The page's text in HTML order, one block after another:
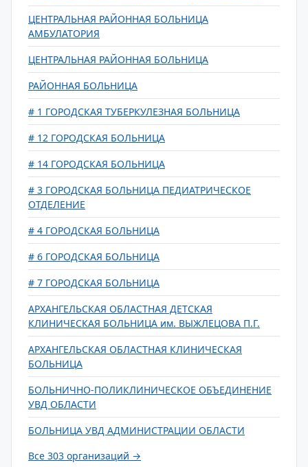
ЦЕНТРАЛЬНАЯ РАЙОННАЯ БОЛЬНИЦА
АМБУЛАТОРИЯ
ЦЕНТРАЛЬНАЯ РАЙОННАЯ БОЛЬНИЦА
РАЙОННАЯ БОЛЬНИЦА
# 1 ГОРОДСКАЯ ТУБЕРКУЛЕЗНАЯ БОЛЬНИЦА
# 12 ГОРОДСКАЯ БОЛЬНИЦА
# 14 ГОРОДСКАЯ БОЛЬНИЦА
# 3 ГОРОДСКАЯ БОЛЬНИЦА ПЕДИАТРИЧЕСКОЕ
ОТДЕЛЕНИЕ
# 4 ГОРОДСКАЯ БОЛЬНИЦА
# 6 ГОРОДСКАЯ БОЛЬНИЦА
# 7 ГОРОДСКАЯ БОЛЬНИЦА
АРХАНГЕЛЬСКАЯ ОБЛАСТНАЯ ДЕТСКАЯ
КЛИНИЧЕСКАЯ БОЛЬНИЦА им. ВЫЖЛЕЦОВА П.Г.
АРХАНГЕЛЬСКАЯ ОБЛАСТНАЯ КЛИНИЧЕСКАЯ
БОЛЬНИЦА
БОЛЬНИЧНО-ПОЛИКЛИНИЧЕСКОЕ ОБЪЕДИНЕНИЕ
УВД ОБЛАСТИ
БОЛЬНИЦА УВД АДМИНИСТРАЦИИ ОБЛАСТИ
Все 303 организаций →